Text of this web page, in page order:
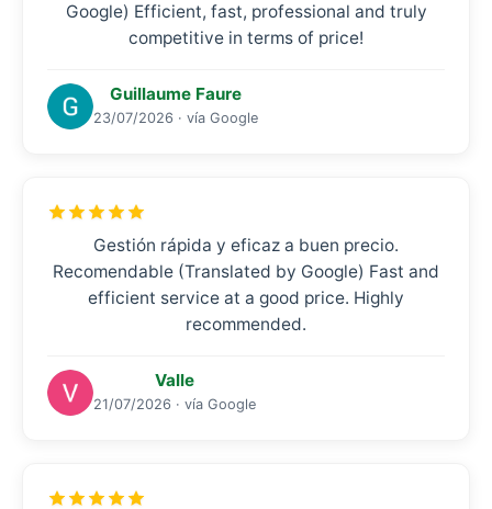
Google) Efficient, fast, professional and truly
competitive in terms of price!
Guillaume Faure
23/07/2026 · vía Google
Gestión rápida y eficaz a buen precio.
Recomendable (Translated by Google) Fast and
efficient service at a good price. Highly
recommended.
Valle
21/07/2026 · vía Google